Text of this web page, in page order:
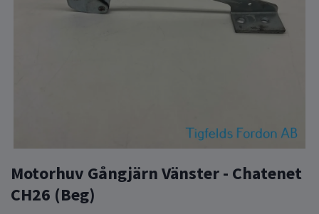
Motorhuv Gångjärn Vänster - Chatenet
CH26 (Beg)